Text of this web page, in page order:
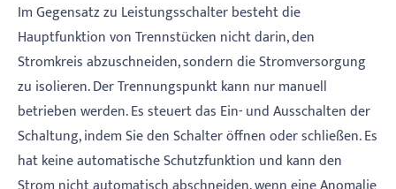
Im Gegensatz zu Leistungsschalter besteht die
Hauptfunktion von Trennstücken nicht darin, den
Stromkreis abzuschneiden, sondern die Stromversorgung
zu isolieren. Der Trennungspunkt kann nur manuell
betrieben werden. Es steuert das Ein- und Ausschalten der
Schaltung, indem Sie den Schalter öffnen oder schließen. Es
hat keine automatische Schutzfunktion und kann den